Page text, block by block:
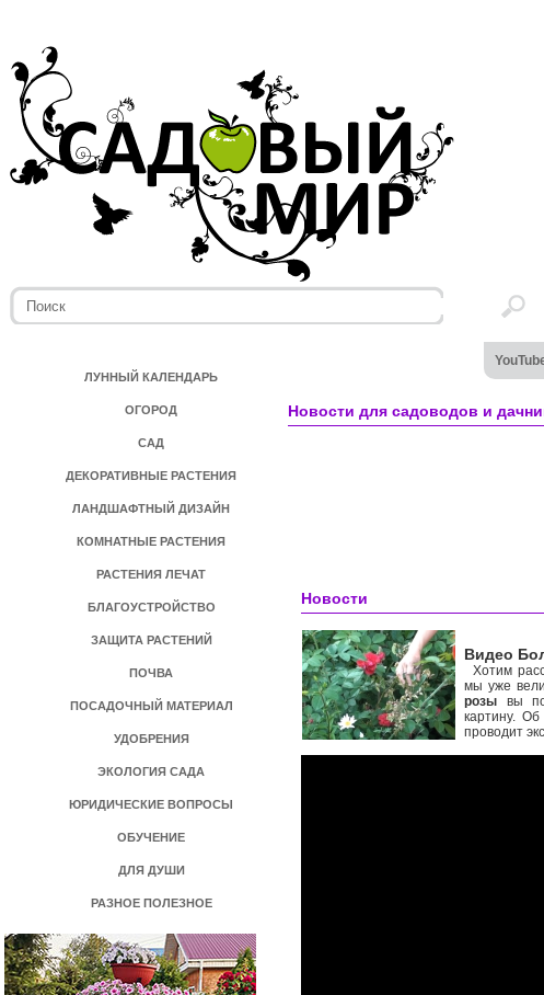
ЛУННЫЙ КАЛЕНДАРЬ
ОГОРОД
САД
ДЕКОРАТИВНЫЕ РАСТЕНИЯ
ЛАНДШАФТНЫЙ ДИЗАЙН
КОМНАТНЫЕ РАСТЕНИЯ
РАСТЕНИЯ ЛЕЧАТ
БЛАГОУСТРОЙСТВО
ЗАЩИТА РАСТЕНИЙ
ПОЧВА
ПОСАДОЧНЫЙ МАТЕРИАЛ
УДОБРЕНИЯ
ЭКОЛОГИЯ САДА
ЮРИДИЧЕСКИЕ ВОПРОСЫ
ОБУЧЕНИЕ
ДЛЯ ДУШИ
РАЗНОЕ ПОЛЕЗНОЕ
Новости для садоводов и
Новости
Видео
Хотим
мы уже
розы вы
картину.
проводит